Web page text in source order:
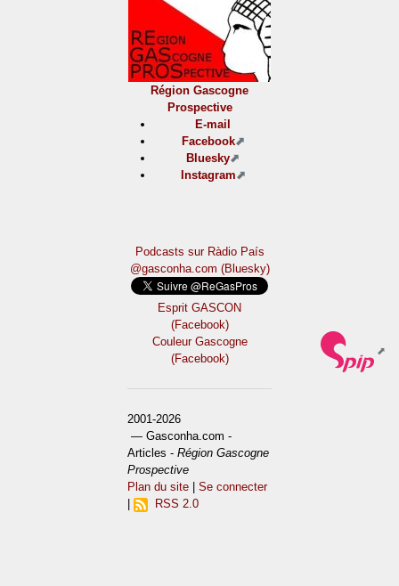
Région Gascogne
Prospective
E-mail
Facebook
Bluesky
Instagram
Podcasts sur Ràdio País
@gasconha.com (Bluesky)
Esprit GASCON
(Facebook)
Couleur Gascogne
(Facebook)
2001-2026
— Gasconha.com -
Articles -Région Gascogne
Prospective
Plan du site |Se connecter
|
RSS 2.0